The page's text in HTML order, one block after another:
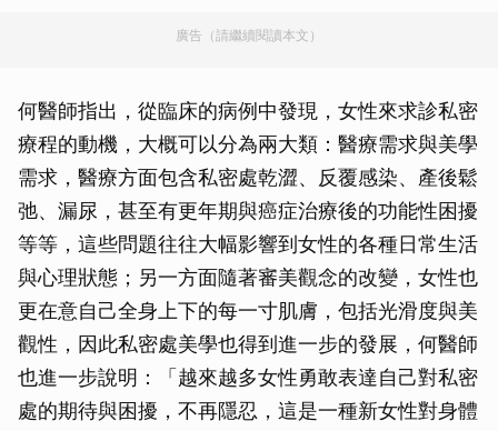
廣告（請繼續閱讀本文）
何醫師指出，從臨床的病例中發現，女性來求診私密
療程的動機，大概可以分為兩大類：醫療需求與美學
需求，醫療方面包含私密處乾澀、反覆感染、產後鬆
弛、漏尿，甚至有更年期與癌症治療後的功能性困擾
等等，這些問題往往大幅影響到女性的各種日常生活
與心理狀態；另一方面隨著審美觀念的改變，女性也
更在意自己全身上下的每一寸肌膚，包括光滑度與美
觀性，因此私密處美學也得到進一步的發展，何醫師
也進一步說明：「越來越多女性勇敢表達自己對私密
處的期待與困擾，不再隱忍，這是一種新女性對身體